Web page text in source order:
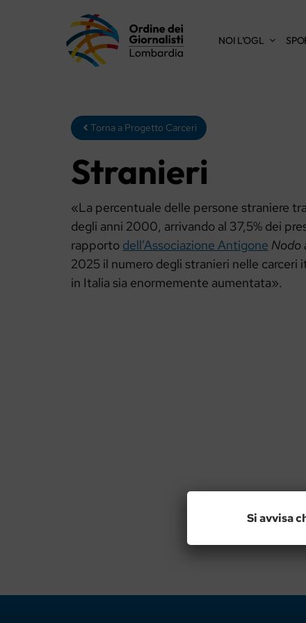
NOI L’OGL
Torna a Progetto Carceri
Stranieri
«La percentuale delle persone straniere
degli anni 2000, arrivando al 37,5% dei
rapporto dell’Associazione Antigone Nodo
2025 il numero degli stranieri nelle carceri
in Italia sia enormemente aumentata».
Si avvisa